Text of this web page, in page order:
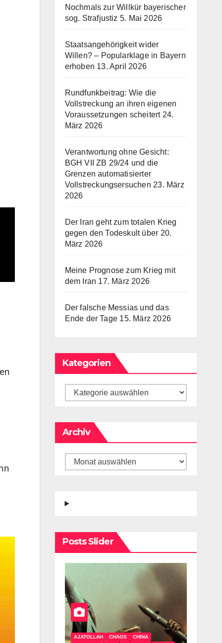
Nochmals zur Willkür bayerischer
sog. Strafjustiz 5. Mai 2026
Staatsangehörigkeit wider
Willen? – Popularklage in Bayern
erhoben 13. April 2026
Rundfunkbeitrag: Wie die
Vollstreckung an ihren eigenen
Voraussetzungen scheitert 24.
März 2026
Verantwortung ohne Gesicht:
BGH VII ZB 29/24 und die
Grenzen automatisierter
Vollstreckungsersuchen 23. März
2026
Der Iran geht zum totalen Krieg
gegen den Todeskult über 20.
März 2026
Meine Prognose zum Krieg mit
dem Iran 17. März 2026
Der falsche Messias und das
Ende der Tage 15. März 2026
Kategorien
Archiv
Posts Slider
CHINA